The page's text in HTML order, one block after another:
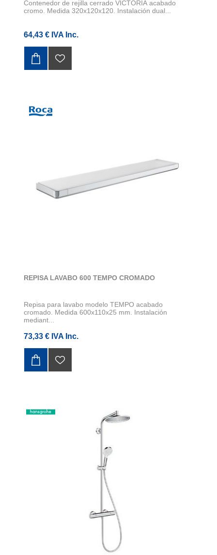
Contenedor de rejilla cerrado VICTORIA acabado
cromo. Medida 320x120x120. Instalación dual...
64,43 € IVA Inc.
REPISA LAVABO 600 TEMPO CROMADO
Repisa para lavabo modelo TEMPO acabado
cromado. Medida 600x110x25 mm. Instalación
mediant...
73,33 € IVA Inc.